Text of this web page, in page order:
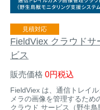
見積対応
FieldViex クラウドサ
ビス
販売価格 0 税込
FieldViex は、通信トレイル
メラの画像を管理するため
クラウド サービス（野生鳥